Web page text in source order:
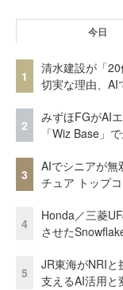
今日
1
清水建設が「
切実な理由、AI
2
みずほFGがAI
「Wiz Base」
3
AIでシニアが無
チュア トップ
4
Honda／三菱
させた
5
JR東海がNRI
支えるAI活用と